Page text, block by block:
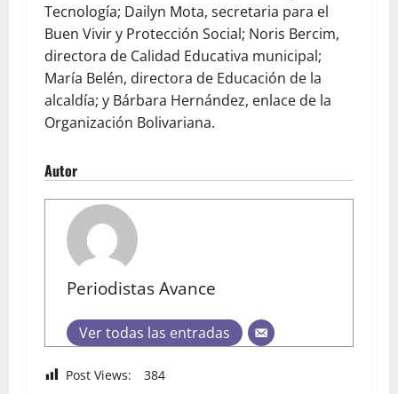
Tecnología; Dailyn Mota, secretaria para el
Buen Vivir y Protección Social; Noris Bercim,
directora de Calidad Educativa municipal;
María Belén, directora de Educación de la
alcaldía; y Bárbara Hernández, enlace de la
Organización Bolivariana.
Autor
Periodistas Avance
Ver todas las entradas
Post Views: 384